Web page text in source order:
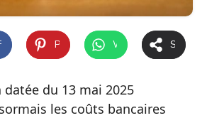
WhatsApp
du 13 mai 2025
les coûts bancaires